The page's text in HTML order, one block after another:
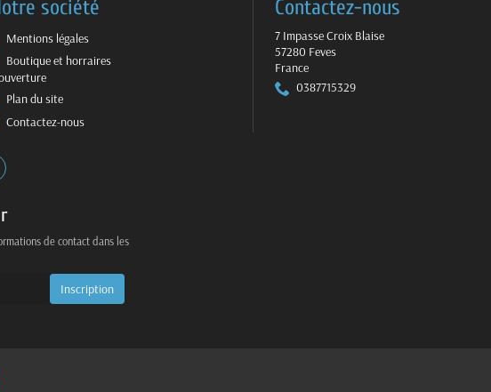
société
Mentions légales
Boutique et horraires
Plan du site
Contactez-nous
Contactez-nous
7 Impasse Croix Blaise
57280 Feves
France
0387715329
de contact dans les